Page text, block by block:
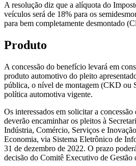
A resolução diz que a alíquota do
veículos será de 18% para os
para bem completamente desmontado
Produto
A concessão do benefício levará em
produto automotivo do pleito
pública, o nível de montagem (CKD ou
política automotiva vigente.
Os interessados em solicitar a
deverão encaminhar os pleitos à
Indústria, Comércio, Serviços e
Economia, via Sistema Eletrônico de
31 de dezembro de 2022. O prazo
decisão do Comitê Executivo de Gestão